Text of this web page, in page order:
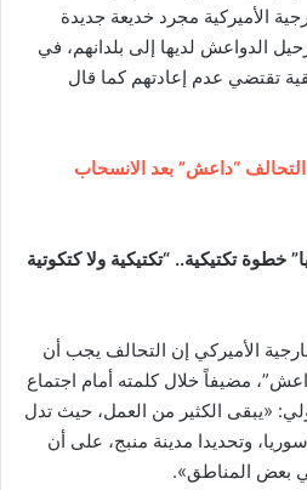
الأميركية مجرد خديعة جديدة
الدواعش لديها إلى بلدانهم، في
تقتضي عدم إعادتهم كما قال
“داعش” بعد الانسحاب
خطوة تكتيكية.. “تكتيكية ولا كتكوتية
الأميركي إن التحالف يجب أن
مضيفاً خلال كلمته أمام اجتماع
«يبقى الكثير من العمل، حيث تدل
وتحديدا مدينة منبج، على أن
بعض المناطق».